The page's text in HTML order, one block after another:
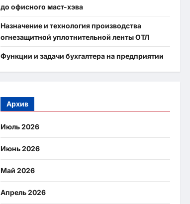
до офисного маст-хэва
Назначение и технология производства
огнезащитной уплотнительной ленты ОТЛ
Функции и задачи бухгалтера на предприятии
Архив
Июль 2026
Июнь 2026
Май 2026
Апрель 2026